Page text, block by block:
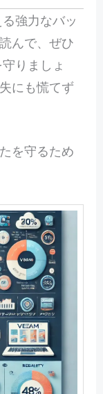
強力なバッ
んで、ぜひ
りましょ
にも慌てず
を守るため